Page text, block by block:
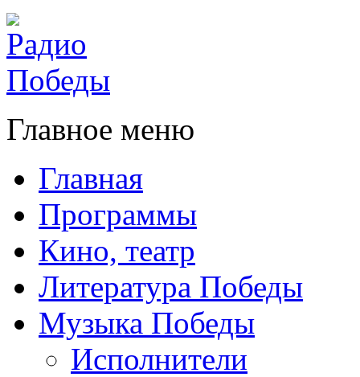
Главное меню
Главная
Программы
Кино, театр
Литература Победы
Музыка Победы
Исполнители